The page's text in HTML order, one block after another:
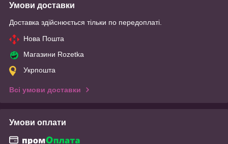
Умови доставки
Доставка здійснюється тільки по передоплаті.
Нова Пошта
Магазини Rozetka
Укрпошта
Всі умови доставки
Умови оплати